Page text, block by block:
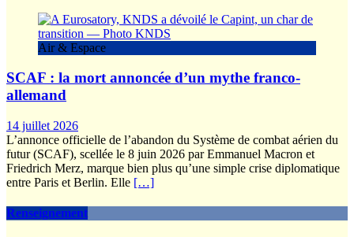
Air & Espace
SCAF : la mort annoncée d’un mythe franco-
allemand
14 juillet 2026
L’annonce officielle de l’abandon du Système de combat aérien du
futur (SCAF), scellée le 8 juin 2026 par Emmanuel Macron et
Friedrich Merz, marque bien plus qu’une simple crise diplomatique
entre Paris et Berlin. Elle […]
Renseignement